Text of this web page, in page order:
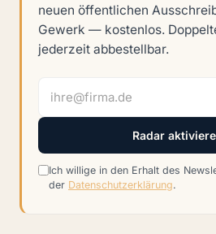
neuen öffentlichen
Gewerk — kostenlos.
jederzeit abbestellbar.
Radar
Ich willige in den Erhalt des
der Datenschutzerklärung.